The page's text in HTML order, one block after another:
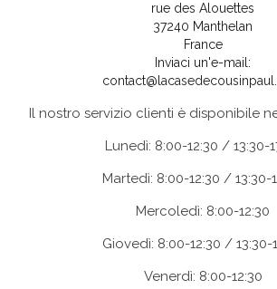
rue des Alouettes
37240 Manthelan
France
Inviaci un'e-mail:
Il nostro servizio clienti è disponibile
Lunedì: 8:00-12:30 / 13:30-
Martedì: 8:00-12:30 / 13:30-
Mercoledì: 8:00-12:30
Giovedì: 8:00-12:30 / 13:30-
Venerdì: 8:00-12:30